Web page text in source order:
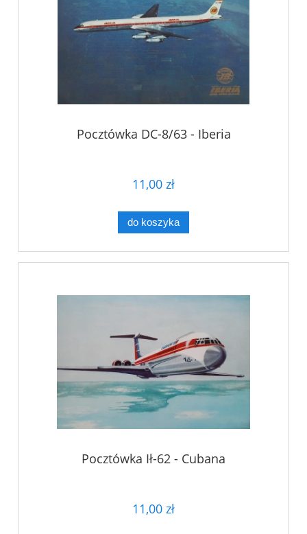
Pocztówka DC-8/63 - Iberia
11,00 zł
do koszyka
Pocztówka Ił-62 - Cubana
11,00 zł